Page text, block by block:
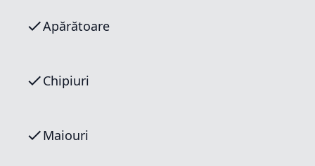
Apărătoare
Chipiuri
Maiouri